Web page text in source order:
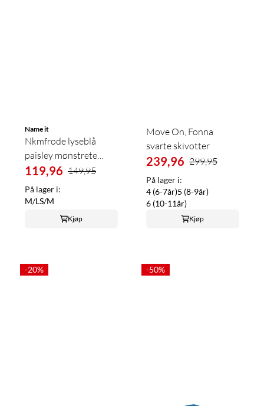
Name it
Nkmfrode lyseblå
paisley mønstrete
sløyfe
119,96 149,95
På lager i:
M/LS/M
Kjøp
Move On, Fonna
svarte skivotter
239,96 299,95
På lager i:
4 (6-7år)5 (8-9år)
6 (10-11år)
Kjøp
-20% -50%